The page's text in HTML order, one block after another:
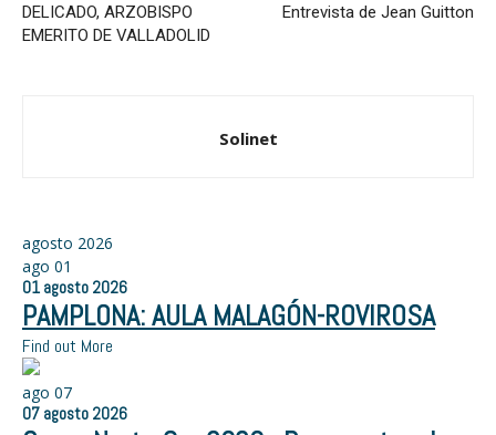
DELICADO, ARZOBISPO
EMERITO DE VALLADOLID
Entrevista de Jean Guitton
Solinet
agosto 2026
ago 01
01 agosto 2026
PAMPLONA: AULA MALAGÓN-ROVIROSA
Find out More
ago 07
07 agosto 2026